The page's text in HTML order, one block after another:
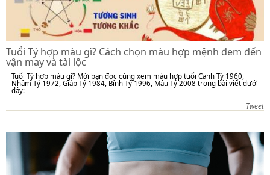
Tuổi Tý hợp màu gì? Cách chọn màu hợp mệnh đem đến
vận may và tài lộc
Tuổi Tý hợp màu gì? Mời bạn đọc cùng xem màu hợp tuổi Canh Tý 1960,
Nhâm Tý 1972, Giáp Tý 1984, Bính Tý 1996, Mậu Tý 2008 trong bài viết dưới
đây:
Tweet